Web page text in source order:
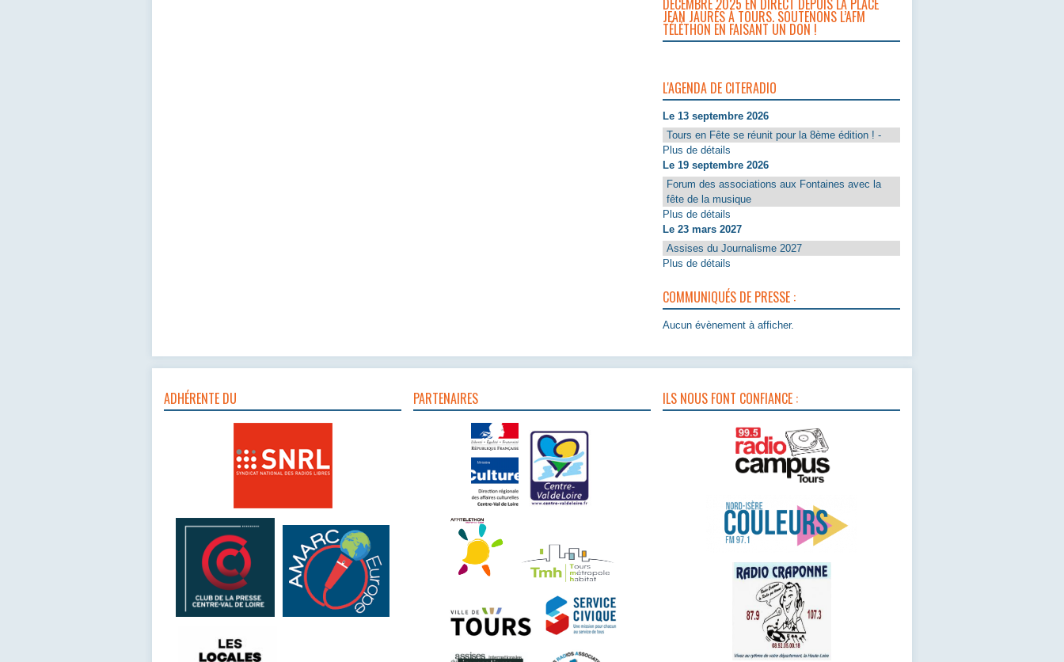
DÉCEMBRE 2025 EN DIRECT DEPUIS LA PLACE
JEAN JAURÈS À TOURS. SOUTENONS L’AFM
TÉLÉTHON EN FAISANT UN DON !
L'AGENDA DE CITERADIO
Le 13 septembre 2026
Tours en Fête se réunit pour la 8ème édition ! -
Plus de détails
Le 19 septembre 2026
Forum des associations aux Fontaines avec la
fête de la musique
Plus de détails
Le 23 mars 2027
Assises du Journalisme 2027
Plus de détails
COMMUNIQUÉS DE PRESSE :
Aucun évènement à afficher.
ADHÉRENTE DU PARTENAIRES ILS NOUS FONT CONFIANCE :